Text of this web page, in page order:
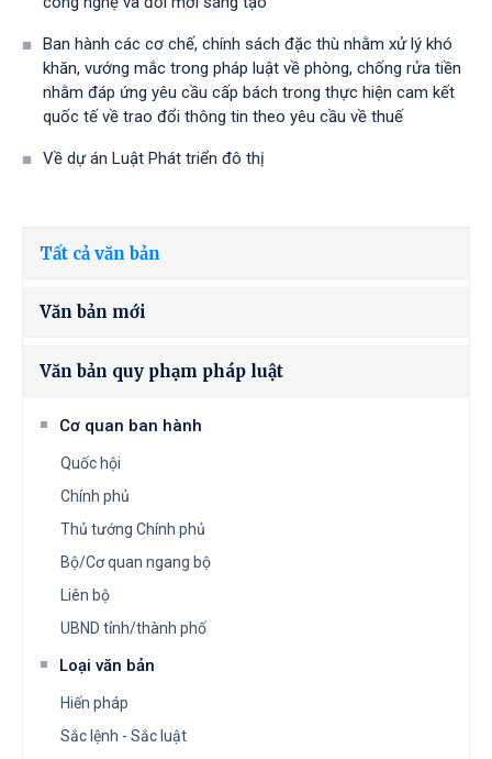
Ban hành các cơ chế, chính sách đặc thù nhằm xử lý khó
khăn, vướng mắc trong pháp luật về phòng, chống rửa tiền
nhằm đáp ứng yêu cầu cấp bách trong thực hiện cam kết
quốc tế về trao đổi thông tin theo yêu cầu về thuế
Về dự án Luật Phát triển đô thị
Tất cả văn bản
Văn bản mới
Văn bản quy phạm pháp luật
Cơ quan ban hành
Quốc hội
Chính phủ
Thủ tướng Chính phủ
Bộ/Cơ quan ngang bộ
Liên bộ
UBND tỉnh/thành phố
Loại văn bản
Hiến pháp
Sắc lệnh - Sắc luật